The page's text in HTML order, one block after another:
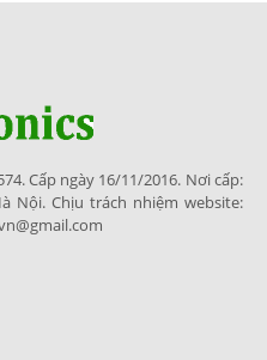
Cấp ngày 16/11/2016. Nơi cấp:
Nội. Chịu trách nhiệm website: